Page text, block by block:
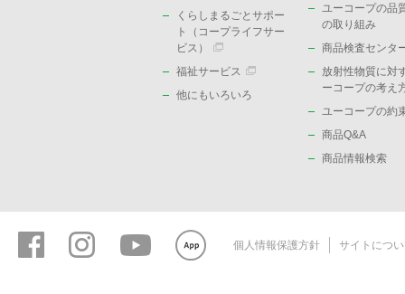
くらしまるごとサポー
ト（コープライフサー
ビス）
福祉サービス
他にもいろいろ
ユーコープの品
の取り組み
商品検査センタ
放射性物質に対
ーコープの考え
ユーコープの約
商品Q&A
商品情報検索
個人情報保護方針 サイトにつ